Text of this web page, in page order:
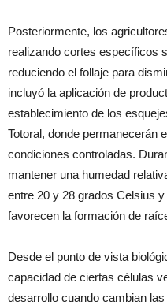
Posteriormente, los
realizando cortes específicos
reduciendo el follaje para
incluyó la aplicación de
establecimiento de los
Totoral, donde permanecerán
condiciones controladas.
mantener una humedad
entre 20 y 28 grados Celsius
favorecen la formación de
Desde el punto de vista
capacidad de ciertas células
desarrollo cuando cambian